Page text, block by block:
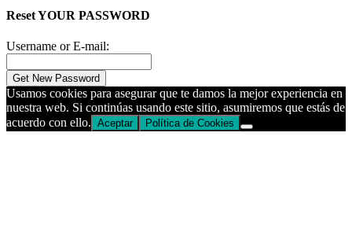
Reset YOUR PASSWORD
Username or E-mail:
Usamos cookies para asegurar que te damos la mejor experiencia en
nuestra web. Si continúas usando este sitio, asumiremos que estás de
acuerdo con ello. Aceptar Política de Cookies